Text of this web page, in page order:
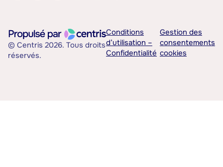
© Centris 2026. Tous droits
réservés.
Conditions
d’utilisation –
Confidentialité
Gestion des
consentements
cookies